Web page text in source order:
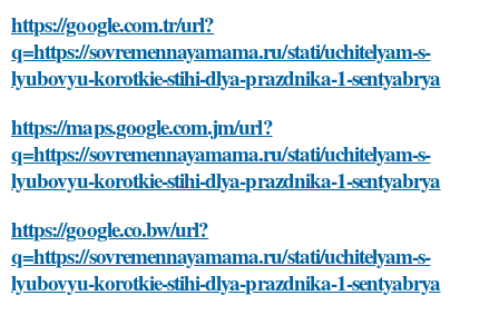
https://google.com.tr/url?
q=https://sovremennayamama.ru/stati/uchitelyam-s-
lyubovyu-korotkie-stihi-dlya-prazdnika-1-sentyabrya
https://maps.google.com.jm/url?
q=https://sovremennayamama.ru/stati/uchitelyam-s-
lyubovyu-korotkie-stihi-dlya-prazdnika-1-sentyabrya
https://google.co.bw/url?
q=https://sovremennayamama.ru/stati/uchitelyam-s-
lyubovyu-korotkie-stihi-dlya-prazdnika-1-sentyabrya